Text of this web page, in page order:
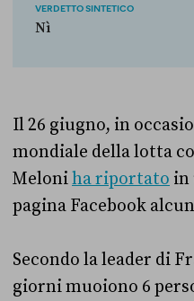
VERDETTO SINTETICO
Nì
Il 26 giugno, in
mondiale della lotta
Meloniha riportato in
pagina Facebook
Secondo la leader di
giorni muoiono 6